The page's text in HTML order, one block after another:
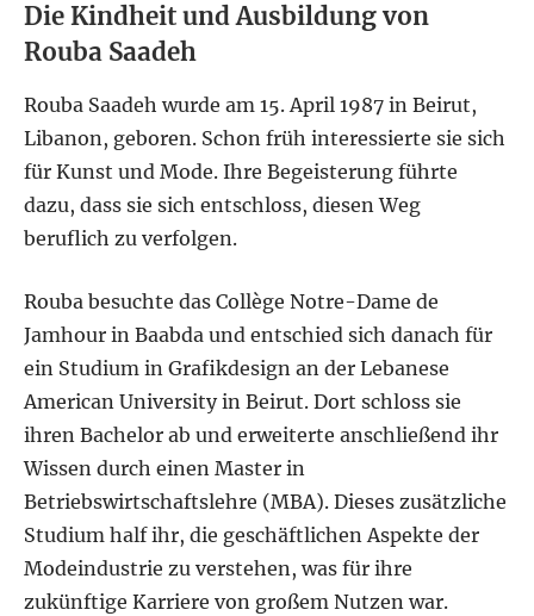
Die Kindheit und Ausbildung von
Rouba Saadeh
Rouba Saadeh wurde am 15. April 1987 in Beirut,
Libanon, geboren. Schon früh interessierte sie sich
für Kunst und Mode. Ihre Begeisterung führte
dazu, dass sie sich entschloss, diesen Weg
beruflich zu verfolgen.
Rouba besuchte das Collège Notre-Dame de
Jamhour in Baabda und entschied sich danach für
ein Studium in Grafikdesign an der Lebanese
American University in Beirut. Dort schloss sie
ihren Bachelor ab und erweiterte anschließend ihr
Wissen durch einen Master in
Betriebswirtschaftslehre (MBA). Dieses zusätzliche
Studium half ihr, die geschäftlichen Aspekte der
Modeindustrie zu verstehen, was für ihre
zukünftige Karriere von großem Nutzen war.